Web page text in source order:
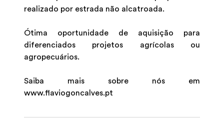
realizado por estrada não alcatroada.
Ótima oportunidade de aquisição para
diferenciados projetos agrícolas ou
agropecuários.
Saiba mais sobre nós em
www.flaviogoncalves.pt